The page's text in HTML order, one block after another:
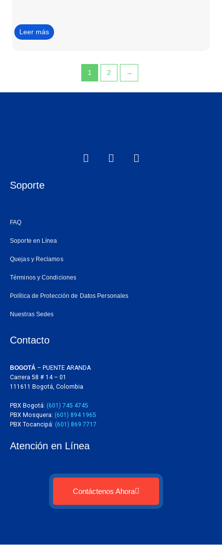
Leer más
1 2 →
F
a
I
n
W
h
Soporte
FAQ
Soporte en Línea
Quejas y Reclamos
Términos y Condiciones
Política de Protección de Datos Personales
Nuestras Sedes
Contacto
BOGOTÁ – PUENTE ARANDA
Carrera 58 # 14 – 01
111611 Bogotá, Colombia
PBX Bogotá: (601) 745 4745
PBX Mosquera: (601) 894 1965
PBX Tocancipá: (601) 869 7717
Atención en Línea
Contáctenos Ahora